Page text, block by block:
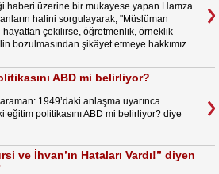
haberi üzerine bir mukayese yapan Hamza
halini sorgulayarak, "Müslüman
hayattan çekilirse, öğretmenlik, örneklik
bozulmasından şikâyet etmeye hakkımız
ABD mi belirliyor?
1949’daki anlaşma uyarınca
eğitim politikasını ABD mi belirliyor? diye
ve İhvan’ın Hataları Vardı!” diyen